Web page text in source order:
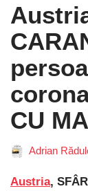
CU
Adrian
Austria,